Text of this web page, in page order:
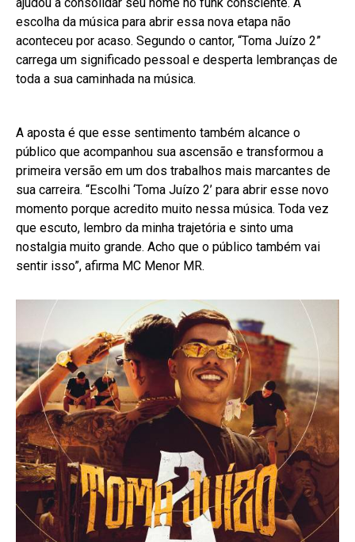
escolha da música para abrir essa nova etapa não
aconteceu por acaso. Segundo o cantor, “Toma Juízo 2”
carrega um significado pessoal e desperta lembranças de
toda a sua caminhada na música.
A aposta é que esse sentimento também alcance o
público que acompanhou sua ascensão e transformou a
primeira versão em um dos trabalhos mais marcantes de
sua carreira. “Escolhi ‘Toma Juízo 2’ para abrir esse novo
momento porque acredito muito nessa música. Toda vez
que escuto, lembro da minha trajetória e sinto uma
nostalgia muito grande. Acho que o público também vai
sentir isso”, afirma MC Menor MR.